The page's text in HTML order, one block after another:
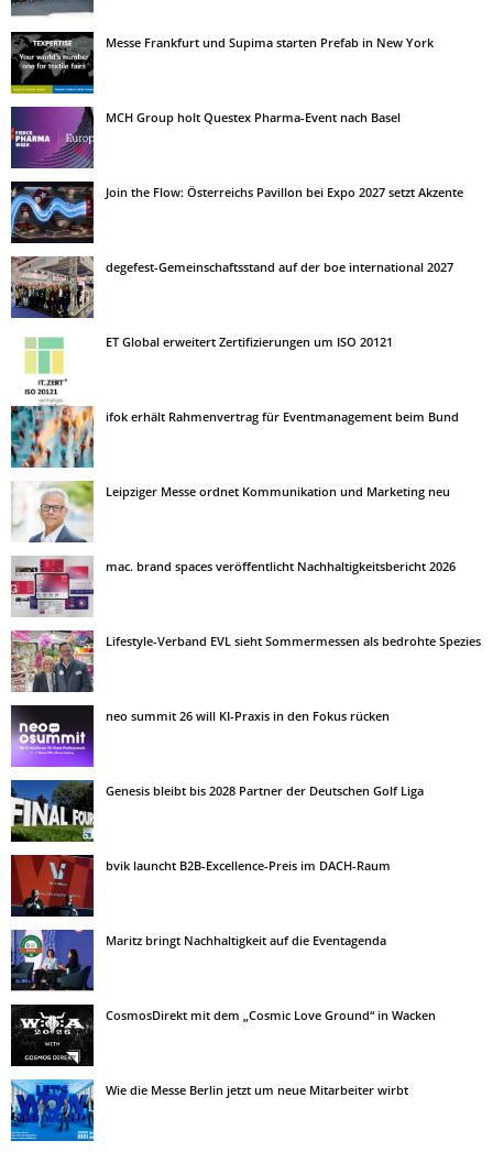
Messe Frankfurt und Supima starten Prefab in New York
MCH Group holt Questex Pharma-Event nach Basel
Join the Flow: Österreichs Pavillon bei Expo 2027 setzt Akzente
degefest-Gemeinschaftsstand auf der boe international 2027
ET Global erweitert Zertifizierungen um ISO 20121
ifok erhält Rahmenvertrag für Eventmanagement beim Bund
Leipziger Messe ordnet Kommunikation und Marketing neu
mac. brand spaces veröffentlicht Nachhaltigkeitsbericht 2026
Lifestyle-Verband EVL sieht Sommermessen als bedrohte Spezies
neo summit 26 will KI-Praxis in den Fokus rücken
Genesis bleibt bis 2028 Partner der Deutschen Golf Liga
bvik launcht B2B-Excellence-Preis im DACH-Raum
Maritz bringt Nachhaltigkeit auf die Eventagenda
CosmosDirekt mit dem „Cosmic Love Ground“ in Wacken
Wie die Messe Berlin jetzt um neue Mitarbeiter wirbt